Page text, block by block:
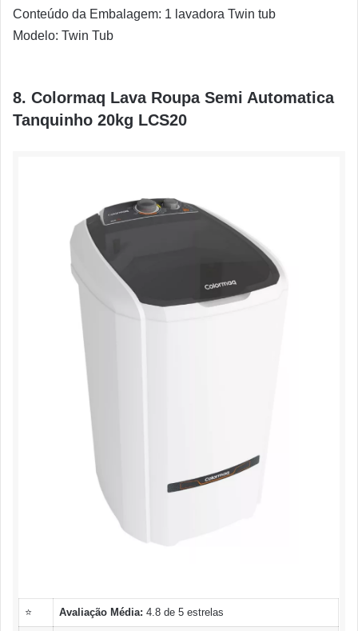
Conteúdo da Embalagem: 1 lavadora Twin tub
Modelo: Twin Tub
8. Colormaq Lava Roupa Semi Automatica
Tanquinho 20kg LCS20
⭐ Avaliação Média: 4.8 de 5 estrelas